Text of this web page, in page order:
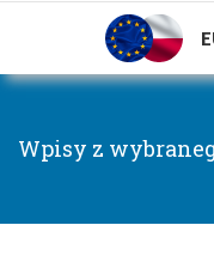
Wpisy z